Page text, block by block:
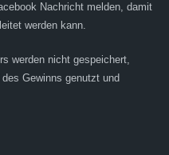
Nachricht melden, damit
werden kann.
werden nicht gespeichert,
Gewinns genutzt und